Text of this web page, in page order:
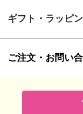
ギフト・ラッピ
ご注文・お問い